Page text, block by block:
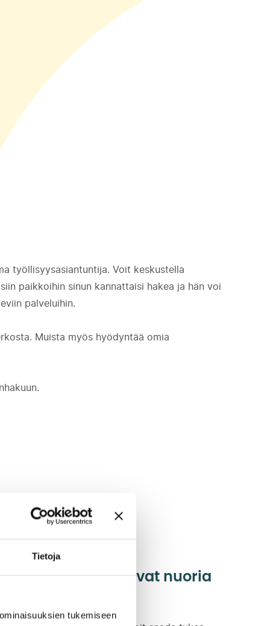
Tietoja
tukemiseen
työllisyysasiantuntija. Voit keskustella
paikkoihin sinun kannattaisi hakea ja hän voi
palveluihin.
Muista myös hyödyntää omia
Ohjaamot auttavat nuoria